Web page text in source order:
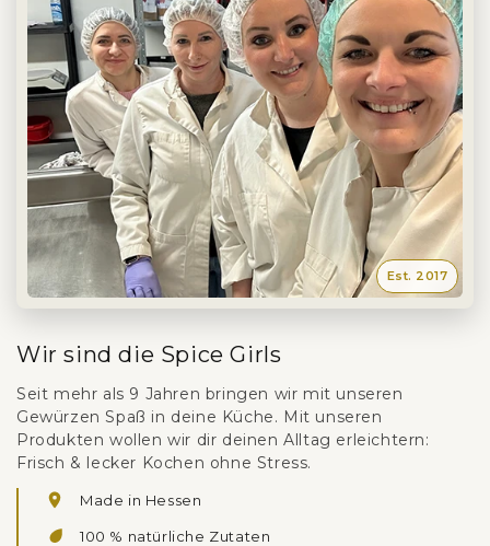
drei Mini-Gläser à 40 g
drei charakterstarke
Sorten
Pinienhonig aus Griechenland
Wir sind die Spice Girls
Seit mehr als 9 Jahren bringen wir mit unseren
Gewürzen Spaß in deine Küche. Mit unseren
Produkten wollen wir dir deinen Alltag erleichtern:
Frisch & lecker Kochen ohne Stress.
Made in Hessen
100 % natürliche Zutaten